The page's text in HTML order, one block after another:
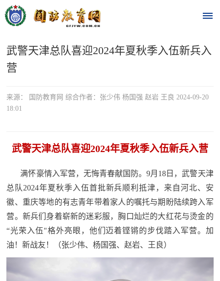
首
时
时
政
要
闻
热
点
追
踪
热
武警天津总队喜迎2024年夏秋季入伍新兵入
营
来源： 国防教育网 综合作者：张少伟 杨国强 赵岩 王良 2024-09-20
18:01
武警天津总队喜迎2024年夏秋季入伍新兵入营
满怀豪情入军营，无悔青春献国防。9月18日，武警天津
总队2024年夏秋季入伍首批新兵顺利抵津，来自河北、安
徽、重庆等地的有志青年带着家人的嘱托与期盼陆续跨入军
营。新兵们身着崭新的迷彩服，胸口灿烂的大红花与烫金的
“光荣入伍"格外亮眼，他们迈着铿锵的步伐踏入军营。加
油！新战友！
（张少伟、杨国强、赵岩、王良）